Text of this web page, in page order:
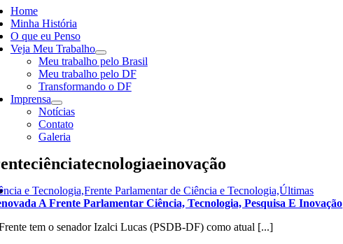
Home
Minha História
O que eu Penso
Veja Meu Trabalho
Meu trabalho pelo Brasil
Meu trabalho pelo DF
Transformando o DF
Imprensa
Notícias
Contato
Galeria
e Tecnologia,Frente Parlamentar de Ciência e Tecnologia,Últimas
A Frente Parlamentar Ciência, Tecnologia, Pesquisa E Inovação
tem o senador Izalci Lucas (PSDB-DF) como atual [...]